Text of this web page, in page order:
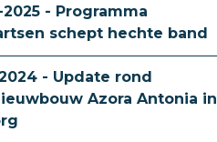
2025 - Programma
schept hechte band
2024 - Update rond
Azora Antonia in